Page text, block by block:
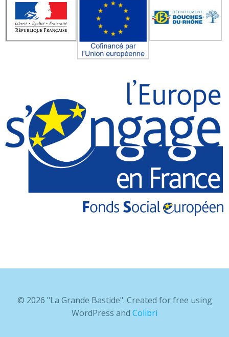
© 2026 "La Grande Bastide". Created for free using
WordPress and Colibri